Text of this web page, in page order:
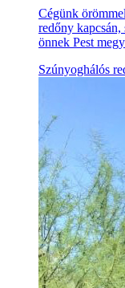
Cégünk
redőny
önnek Pest
Szúnyoghálós